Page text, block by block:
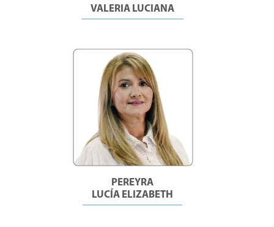
VALERIA LUCIANA
PEREYRA
LUCÍA ELIZABETH